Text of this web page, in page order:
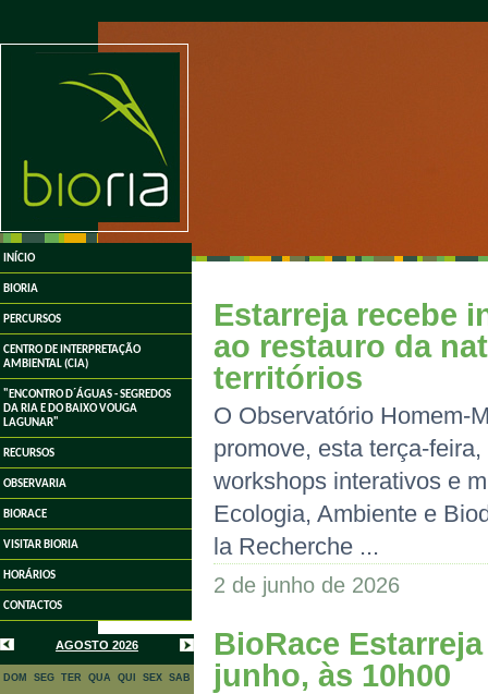
INÍCIO
BIORIA
PERCURSOS
CENTRO DE INTERPRETAÇÃO
AMBIENTAL (CIA)
"ENCONTRO D´ÁGUAS - SEGREDOS
DA RIA E DO BAIXO VOUGA
LAGUNAR"
RECURSOS
OBSERVARIA
BIORACE
VISITAR BIORIA
HORÁRIOS
CONTACTOS
AGOSTO 2026
DOM SEG TER QUA QUI SEX SAB
Estarreja recebe
ao restauro da
territórios
O Observatório Homem-
promove, esta terça-
workshops interativos e
Ecologia, Ambiente e
la Recherche ...
2 de junho de 2026
BioRace
junho, às 10h00